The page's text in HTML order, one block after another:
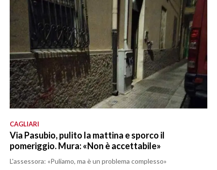
CAGLIARI
Via Pasubio, pulito la mattina e sporco il
pomeriggio. Mura: «Non è accettabile»
L'assessora: «Puliamo, ma è un problema complesso»